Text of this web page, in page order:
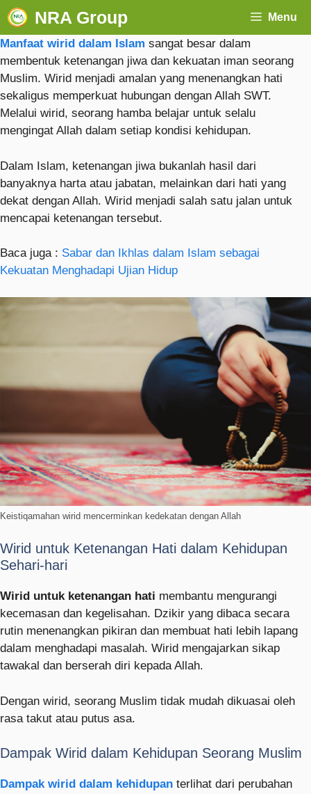
NRA Group Menu
Manfaat wirid dalam Islam sangat besar dalam
membentuk ketenangan jiwa dan kekuatan iman seorang
Muslim. Wirid menjadi amalan yang menenangkan hati
sekaligus memperkuat hubungan dengan Allah SWT.
Melalui wirid, seorang hamba belajar untuk selalu
mengingat Allah dalam setiap kondisi kehidupan.
Dalam Islam, ketenangan jiwa bukanlah hasil dari
banyaknya harta atau jabatan, melainkan dari hati yang
dekat dengan Allah. Wirid menjadi salah satu jalan untuk
mencapai ketenangan tersebut.
Baca juga : Sabar dan Ikhlas dalam Islam sebagai
Kekuatan Menghadapi Ujian Hidup
Keistiqamahan wirid mencerminkan kedekatan dengan Allah
Wirid untuk Ketenangan Hati dalam Kehidupan
Sehari-hari
Wirid untuk ketenangan hati membantu mengurangi
kecemasan dan kegelisahan. Dzikir yang dibaca secara
rutin menenangkan pikiran dan membuat hati lebih lapang
dalam menghadapi masalah. Wirid mengajarkan sikap
tawakal dan berserah diri kepada Allah.
Dengan wirid, seorang Muslim tidak mudah dikuasai oleh
rasa takut atau putus asa.
Dampak Wirid dalam Kehidupan Seorang Muslim
Dampak wirid dalam kehidupan terlihat dari perubahan